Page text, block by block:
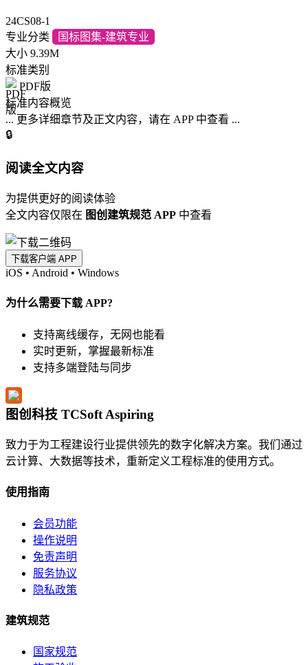
24CS08-1
专业分类
国标图集-建筑专业
大小 9.39M
标准类别
PDF版
标准内容概览
... 更多详细章节及正文内容，请在 APP 中查看 ...
🔒
阅读全文内容
为提供更好的阅读体验
全文内容仅限在 图创建筑规范 APP 中查看
下载客户端 APP
iOS • Android • Windows
为什么需要下载 APP?
支持离线缓存，无网也能看
实时更新，掌握最新标准
支持多端登陆与同步
图创科技 TCSoft Aspiring
致力于为工程建设行业提供领先的数字化解决方案。我们通过
云计算、大数据等技术，重新定义工程标准的使用方式。
使用指南
会员功能
操作说明
免责声明
服务协议
隐私政策
建筑规范
国家规范